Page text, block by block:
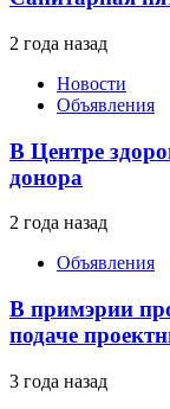
2 года назад
Новости
Объявления
В Центре
донора
2 года назад
Объявления
В примэрии
подаче
3 года назад